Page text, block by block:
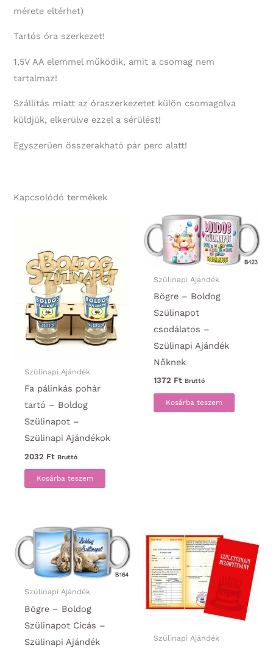
mérete eltérhet)
Tartós óra szerkezet!
1,5V AA elemmel működik, amit a csomag nem
tartalmaz!
Szállítás miatt az óraszerkezetet külön csomagolva
küldjük, elkerülve ezzel a sérülést!
Egyszerűen összerakható pár perc alatt!
Kapcsolódó termékek
Szülinapi Ajándék
Fa pálinkás pohár
tartó – Boldog
Szülinapot –
Szülinapi Ajándékok
2032 Ft Bruttó
Kosárba teszem
Szülinapi Ajándék
Bögre – Boldog
Szülinapot
csodálatos –
Szülinapi Ajándék
Nőknek
1372 Ft Bruttó
Kosárba teszem
Szülinapi Ajándék
Bögre – Boldog
Szülinapot Cicás –
Szülinapi Ajándék
Szülinapi Ajándék